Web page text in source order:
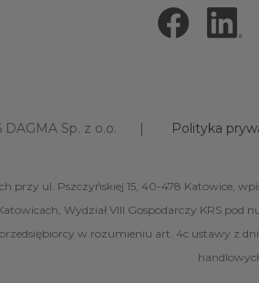
Sp. z o.o. Polityka
przy ul. Pszczyńskiej 15, 40-478 Katowice,
Wydział VIII Gospodarczy KRS
w rozumieniu art. 4c ustawy z